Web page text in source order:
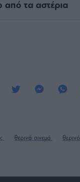
από τα αστέρια
θερινά σινεμά θερινό